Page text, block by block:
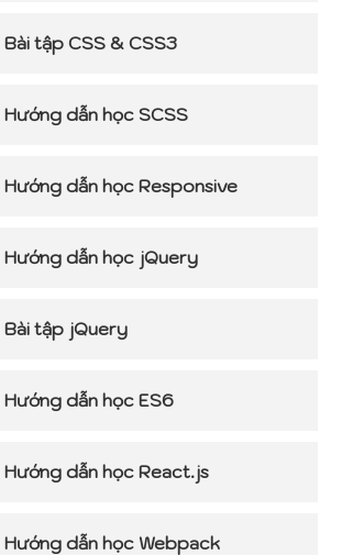
Bài tập CSS & CSS3
Hướng dẫn học SCSS
Hướng dẫn học Responsive
Hướng dẫn học jQuery
Bài tập jQuery
Hướng dẫn học ES6
Hướng dẫn học React.js
Hướng dẫn học Webpack